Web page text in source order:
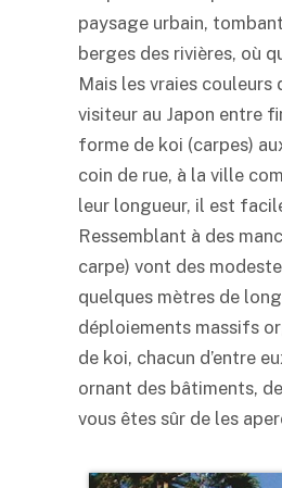
paysage urbain,
berges des rivières, où
Mais les vraies
visiteur au Japon entre
forme de koi (carpes)
coin de rue, à la ville
leur longueur, il est
Ressemblant à des
carpe) vont des
quelques mètres de
déploiements massifs
de koi, chacun d’entre
ornant des bâtiments,
vous êtes sûr de les